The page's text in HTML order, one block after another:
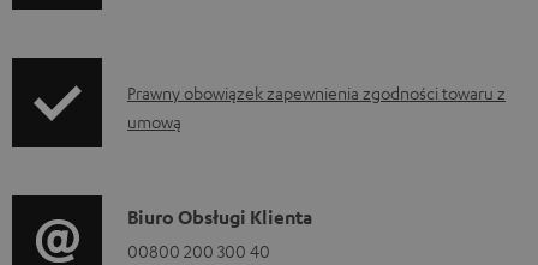
m
e
y
I
n
o
r
Prawny obowiązek zapewnienia zgodności towaru z
umową
D
a
Biuro Obsługi Klienta
00800 200 300 40